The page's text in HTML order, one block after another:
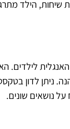
שיחות, הילד
לילדים.
ניתן לדון
נושאים שונים.